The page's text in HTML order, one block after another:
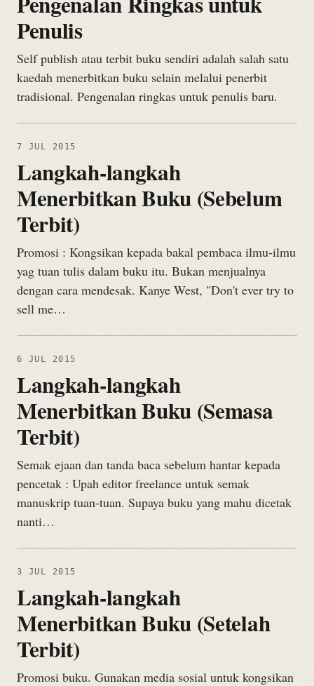
Penulis
Self publish atau terbit buku sendiri adalah salah satu
kaedah menerbitkan buku selain melalui penerbit
tradisional. Pengenalan ringkas untuk penulis baru.
7 JUL 2015
Langkah-langkah
Menerbitkan Buku (Sebelum
Terbit)
Promosi : Kongsikan kepada bakal pembaca ilmu-ilmu
yag tuan tulis dalam buku itu. Bukan menjualnya
dengan cara mendesak. Kanye West, "Don't ever try to
sell me…
6 JUL 2015
Langkah-langkah
Menerbitkan Buku (Semasa
Terbit)
Semak ejaan dan tanda baca sebelum hantar kepada
pencetak : Upah editor freelance untuk semak
manuskrip tuan-tuan. Supaya buku yang mahu dicetak
nanti…
3 JUL 2015
Langkah-langkah
Menerbitkan Buku (Setelah
Terbit)
Promosi buku. Gunakan media sosial untuk kongsikan